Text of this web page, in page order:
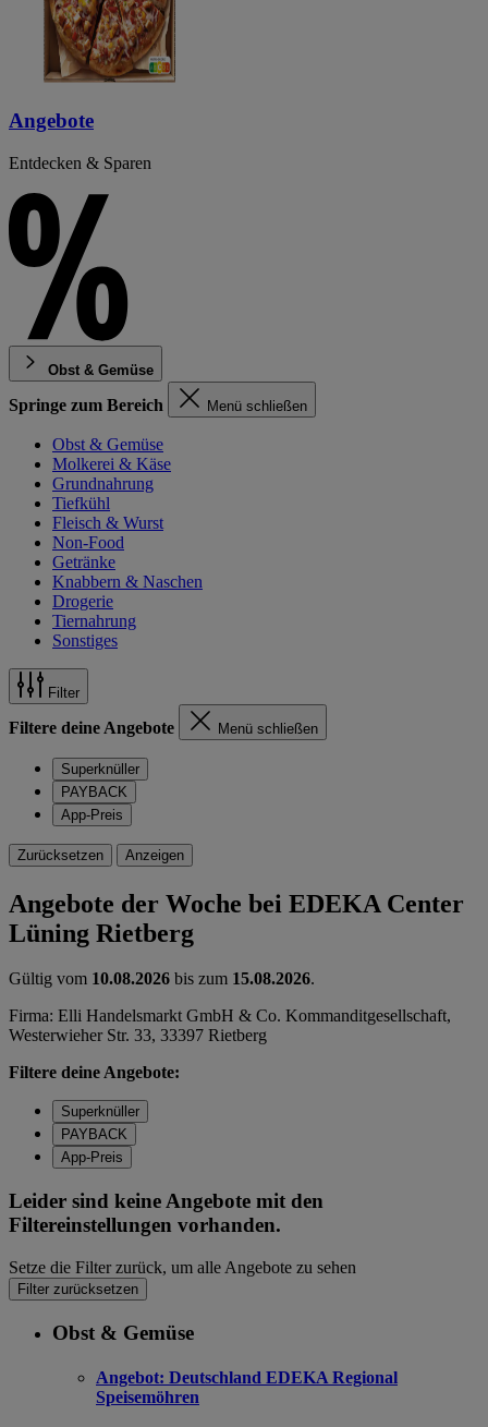
Angebote
Entdecken & Sparen
Obst & Gemüse
Springe zum Bereich Menü schließen
Obst & Gemüse
Molkerei & Käse
Grundnahrung
Tiefkühl
Fleisch & Wurst
Non-Food
Getränke
Knabbern & Naschen
Drogerie
Tiernahrung
Sonstiges
Filter
Filtere deine Angebote Menü schließen
Superknüller
PAYBACK
App-Preis
Zurücksetzen Anzeigen
Angebote der Woche bei EDEKA Center
Lüning Rietberg
Gültig vom 10.08.2026 bis zum 15.08.2026.
Firma: Elli Handelsmarkt GmbH & Co. Kommanditgesellschaft,
Westerwieher Str. 33, 33397 Rietberg
Filtere deine Angebote:
Superknüller
PAYBACK
App-Preis
Leider sind keine Angebote mit den
Filtereinstellungen vorhanden.
Setze die Filter zurück, um alle Angebote zu sehen
Filter zurücksetzen
Obst & Gemüse
Angebot: Deutschland EDEKA Regional
Speisemöhren